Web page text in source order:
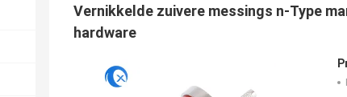
Vernikkelde zuivere messings n-Type
hardware